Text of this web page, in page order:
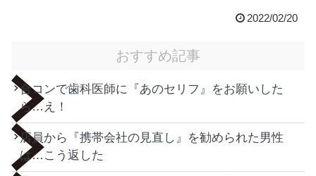
2022/02/20
おすすめ記事
合コンで歯科医師に『あのセリフ』をお願いした
ら…え！
店員から『携帯会社の見直し』を勧められた男性
は…こう返した